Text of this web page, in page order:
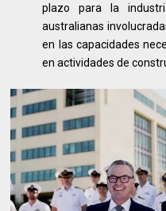
plazo para la
australianas
en las capacidades
en actividades de